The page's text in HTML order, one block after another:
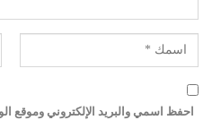
احفظ اسمي والبريد الإلكتروني وموقع